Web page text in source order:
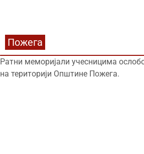
Пожега
Ратни меморијали учесницима
на територији Општине Пожега.